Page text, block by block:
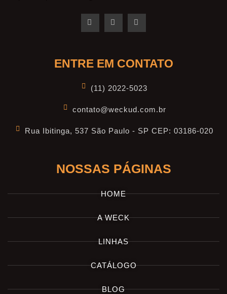
ENTRE EM CONTATO
(11) 2022-5023
contato@weckud.com.br
Rua Ibitinga, 537 São Paulo - SP CEP: 03186-020
NOSSAS PÁGINAS
HOME
A WECK
LINHAS
CATÁLOGO
BLOG